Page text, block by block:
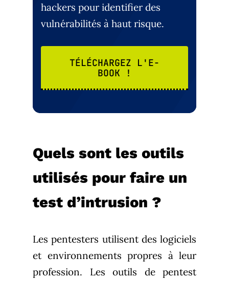
hackers pour identifier des
vulnérabilités à haut risque.
TÉLÉCHARGEZ L'E-
BOOK !
Quels sont les outils
utilisés pour faire un
test d’intrusion ?
Les pentesters utilisent des logiciels
et environnements propres à leur
profession. Les outils de pentest